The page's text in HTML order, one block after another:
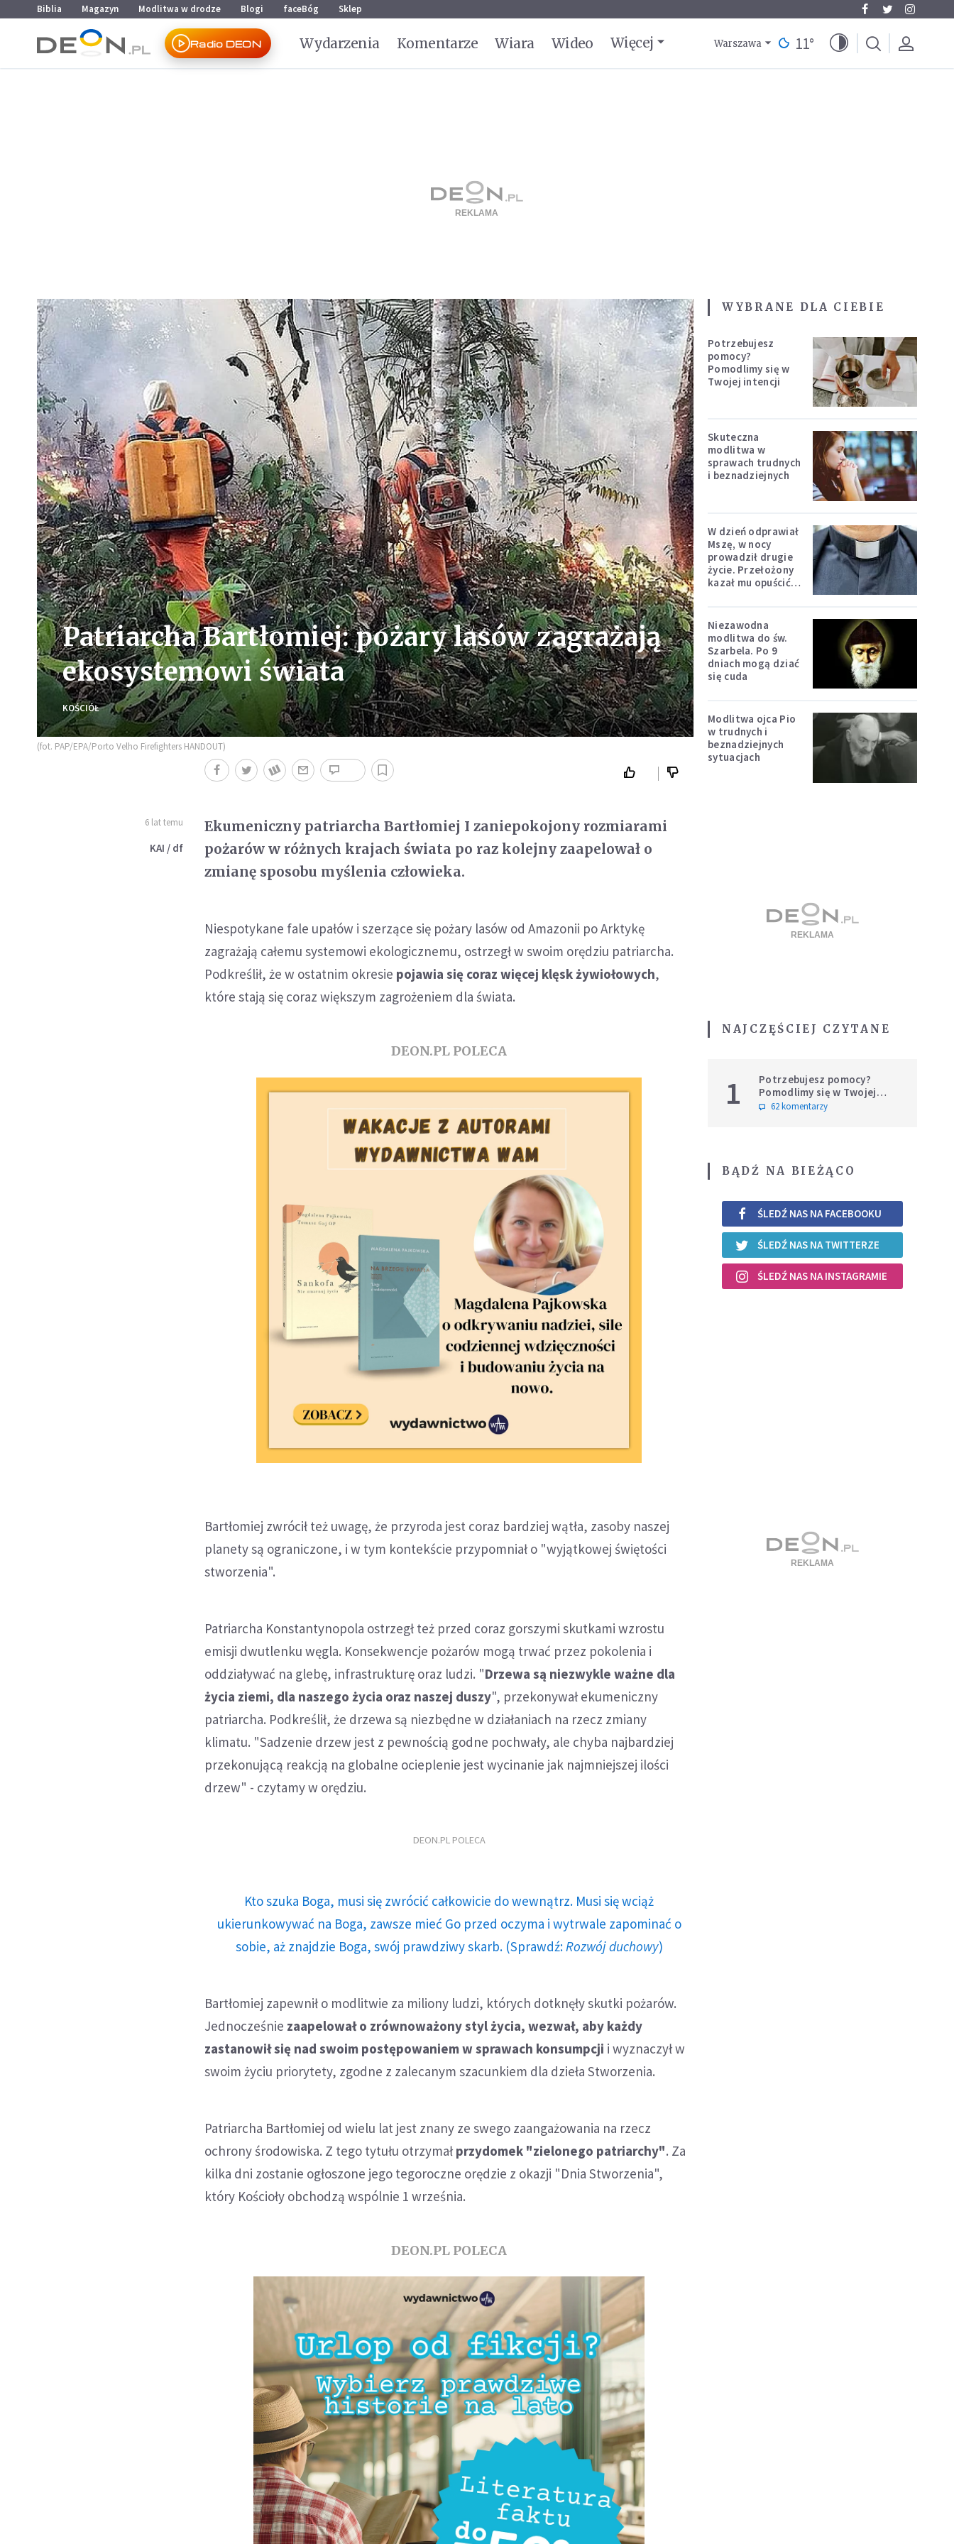
Przejdź do menu głównego
Przejdź do treści
Biblia Magazyn Modlitwa w drodze Blogi faceBóg Sklep
Radio DEON Wydarzenia Komentarze Wiara Wideo Więcej Warszawa 11°
Patriarcha Bartłomiej: pożary lasów zagrażają
ekosystemowi świata
KOŚCIÓŁ
(fot. PAP/EPA/Porto Velho Firefighters HANDOUT)
6 lat temu
KAI / df
Ekumeniczny patriarcha Bartłomiej I zaniepokojony rozmiarami
pożarów w różnych krajach świata po raz kolejny zaapelował o
zmianę sposobu myślenia człowieka.
Niespotykane fale upałów i szerzące się pożary lasów od Amazonii po Arktykę
zagrażają całemu systemowi ekologicznemu, ostrzegł w swoim orędziu patriarcha.
Podkreślił, że w ostatnim okresie pojawia się coraz więcej klęsk żywiołowych,
które stają się coraz większym zagrożeniem dla świata.
DEON.PL POLECA
Bartłomiej zwrócił też uwagę, że przyroda jest coraz bardziej wątła, zasoby naszej
planety są ograniczone, i w tym kontekście przypomniał o "wyjątkowej świętości
stworzenia".
Patriarcha Konstantynopola ostrzegł też przed coraz gorszymi skutkami wzrostu
emisji dwutlenku węgla. Konsekwencje pożarów mogą trwać przez pokolenia i
oddziaływać na glebę, infrastrukturę oraz ludzi. "Drzewa są niezwykle ważne dla
życia ziemi, dla naszego życia oraz naszej duszy", przekonywał ekumeniczny
patriarcha. Podkreślił, że drzewa są niezbędne w działaniach na rzecz zmiany
klimatu. "Sadzenie drzew jest z pewnością godne pochwały, ale chyba najbardziej
przekonującą reakcją na globalne ocieplenie jest wycinanie jak najmniejszej ilości
drzew" - czytamy w orędziu.
DEON.PL POLECA
Kto szuka Boga, musi się zwrócić całkowicie do wewnątrz. Musi się wciąż
ukierunkowywać na Boga, zawsze mieć Go przed oczyma i wytrwale zapominać o
sobie, aż znajdzie Boga, swój prawdziwy skarb. (Sprawdź: Rozwój duchowy)
Bartłomiej zapewnił o modlitwie za miliony ludzi, których dotknęły skutki pożarów.
Jednocześnie zaapelował o zrównoważony styl życia, wezwał, aby każdy
zastanowił się nad swoim postępowaniem w sprawach konsumpcji i wyznaczył w
swoim życiu priorytety, zgodne z zalecanym szacunkiem dla dzieła Stworzenia.
Patriarcha Bartłomiej od wielu lat jest znany ze swego zaangażowania na rzecz
ochrony środowiska. Z tego tytułu otrzymał przydomek "zielonego patriarchy". Za
kilka dni zostanie ogłoszone jego tegoroczne orędzie z okazji "Dnia Stworzenia",
który Kościoły obchodzą wspólnie 1 września.
DEON.PL POLECA
WYBRANE DLA CIEBIE
Potrzebujesz
pomocy?
Pomodlimy się w
Twojej intencji
Skuteczna
modlitwa w
sprawach trudnych
i beznadziejnych
W dzień odprawiał
Mszę, w nocy
prowadził drugie
życie. Przełożony
kazał mu opuścić
Niezawodna
modlitwa do św.
Szarbela. Po 9
dniach mogą dziać
się cuda
Modlitwa ojca Pio
w trudnych i
beznadziejnych
sytuacjach
NAJCZĘŚCIEJ CZYTANE
1
Potrzebujesz pomocy?
Pomodlimy się w Twojej
intencji
62 komentarzy
BĄDŹ NA BIEŻĄCO
ŚLEDŹ NAS NA FACEBOOKU
ŚLEDŹ NAS NA TWITTERZE
ŚLEDŹ NAS NA INSTAGRAMIE